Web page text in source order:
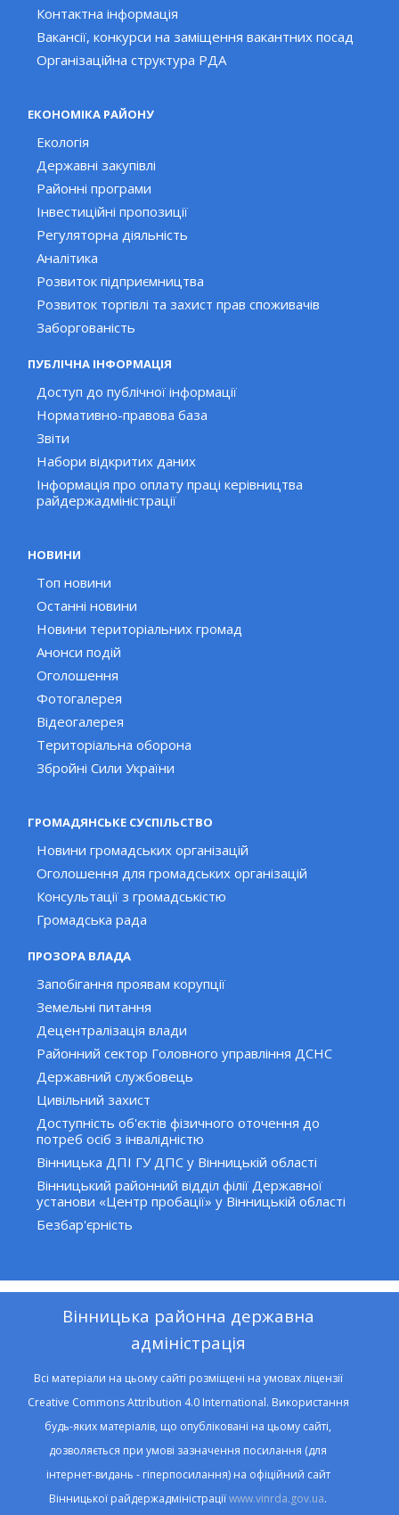
Контактна інформація
Вакансії, конкурси на заміщення вакантних посад
Організаційна структура РДА
ЕКОНОМІКА РАЙОНУ
Екологія
Державні закупівлі
Районні програми
Інвестиційні пропозиції
Регуляторна діяльність
Аналітика
Розвиток підприємництва
Розвиток торгівлі та захист прав споживачів
Заборгованість
ПУБЛІЧНА ІНФОРМАЦІЯ
Доступ до публічної інформації
Нормативно-правова база
Звіти
Набори відкритих даних
Інформація про оплату праці керівництва
райдержадміністрації
НОВИНИ
Топ новини
Останні новини
Новини територіальних громад
Анонси подій
Оголошення
Фотогалерея
Відеогалерея
Територіальна оборона
Збройні Сили України
ГРОМАДЯНСЬКЕ СУСПІЛЬСТВО
Новини громадських організацій
Оголошення для громадських організацій
Консультації з громадськістю
Громадська рада
ПРОЗОРА ВЛАДА
Запобігання проявам корупції
Земельні питання
Децентралізація влади
Районний сектор Головного управління ДСНС
Державний службовець
Цивільний захист
Доступність об'єктів фізичного оточення до
потреб осіб з інвалідністю
Вінницька ДПІ ГУ ДПС у Вінницькій області
Вінницький районний відділ філії Державної
установи «Центр пробації» у Вінницькій області
Безбар'єрність
Вінницька районна державна
адміністрація
Всі матеріали на цьому сайті розміщені на умовах ліцензії
Creative Commons Attribution 4.0 International. Використання
будь-яких матеріалів, що опубліковані на цьому сайті,
дозволяється при умові зазначення посилання (для
інтернет-видань - гіперпосилання) на офіційний сайт
Вінницької райдержадміністраціїwww.vinrda.gov.ua.